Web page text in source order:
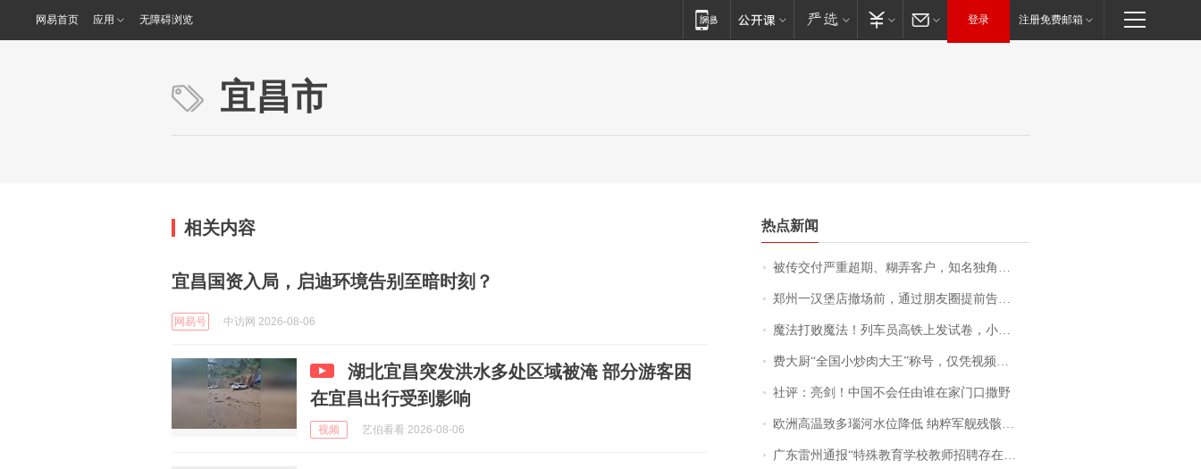
网易首页 应用 无障碍浏览 登录 注册免费邮箱
宜昌市
相关内容
宜昌国资入局，启迪环境告别至暗时刻？
网易号 中访网 2026-08-06
湖北宜昌突发洪水多处区域被淹 部分游客困
在宜昌出行受到影响
视频 艺伯看看 2026-08-06
热点新闻
被传交付严重超期、糊弄客户，知名独角兽车企创始人回应：都没证据，将依法采取措施，“本人长期与美国交管局保持沟通，对方表示肯定”
郑州一汉堡店撤场前，通过朋友圈提前告知逐一退费，有顾客仅剩1元也全被退回，分文不少；顾客：言而有信，让人感动
魔法打败魔法！列车员高铁上发试卷，小朋友一秒静音，12306回应：列车员个人行为，不是铁路规定
费大厨“全国小炒肉大王”称号，仅凭视频评出？中国烹饪协会回应
社评：亮剑！中国不会任由谁在家门口撒野
欧洲高温致多瑙河水位降低 纳粹军舰残骸重见天日
广东雷州通报“特殊教育学校教师招聘存在违规行为”：已启动问责程序 副校长被停职